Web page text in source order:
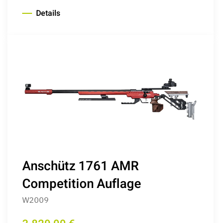
Details
Anschütz 1761 AMR
Competition Auflage
W2009